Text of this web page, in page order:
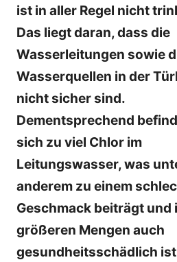
ist in aller Regel nicht
Das liegt daran, dass die
Wasserleitungen sowie
Wasserquellen in der
nicht sicher sind.
Dementsprechend
sich zu viel Chlor im
Leitungswasser, was
anderem zu einem
Geschmack beiträgt und
größeren Mengen auch
gesundheitsschädlich